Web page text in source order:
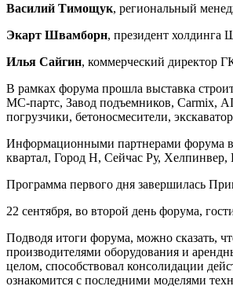
Василий Тимощук, региональный
Экарт Швамборн, президент холдинга
Илья Сайгин, коммерческий директор
В рамках форума прошла выставка
МС-партс, Завод подъемников, Carmix,
погрузчики, бетоносмесители,
Информационными партнерами форума
квартал, Город Н, Сейчас Ру, Хелпинвер,
Программа первого дня завершилась
22 сентября, во второй день форума,
Подводя итоги форума, можно сказать,
производителями оборудования и
целом, способствовал консолидации
ознакомится с последними моделями